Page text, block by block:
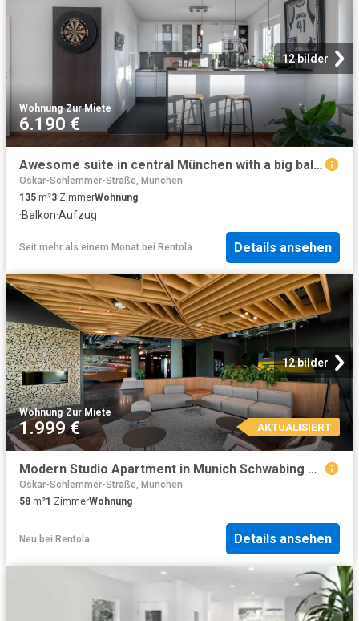
12 bilder
Wohnung·Zur Miete
6.190 €
Awesome suite in central München with a big balcony
Oskar-Schlemmer-Straße, München
135 m²3 ZimmerWohnung
·Balkon·Aufzug
Seit mehr als einem Monat bei Rentola Details ansehen
12 bilder
Wohnung·Zur Miete
1.999 € AKTUALISIERT
Modern Studio Apartment in Munich Schwabing – 20 m² Fully Furnished
Oskar-Schlemmer-Straße, München
58 m²1 ZimmerWohnung
Neu bei Rentola Details ansehen